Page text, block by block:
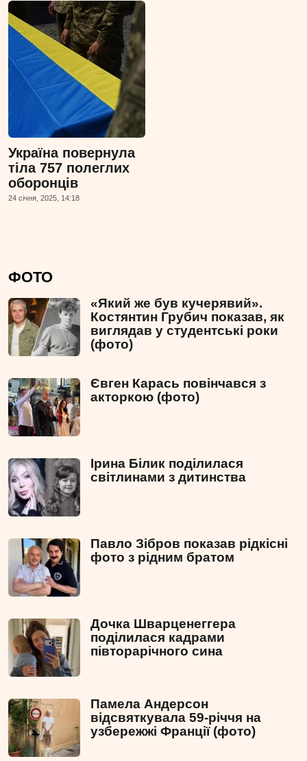
Україна повернула
тіла 757 полеглих
оборонців
24 сiчня, 2025, 14:18
ФОТО
«Який же був кучерявий».
Костянтин Грубич показав, як
виглядав у студентські роки
(фото)
Євген Карась повінчався з
акторкою (фото)
Ірина Білик поділилася
світлинами з дитинства
Павло Зібров показав рідкісні
фото з рідним братом
Дочка Шварценеггера
поділилася кадрами
півторарічного сина
Памела Андерсон
відсвяткувала 59-річчя на
узбережжі Франції (фото)